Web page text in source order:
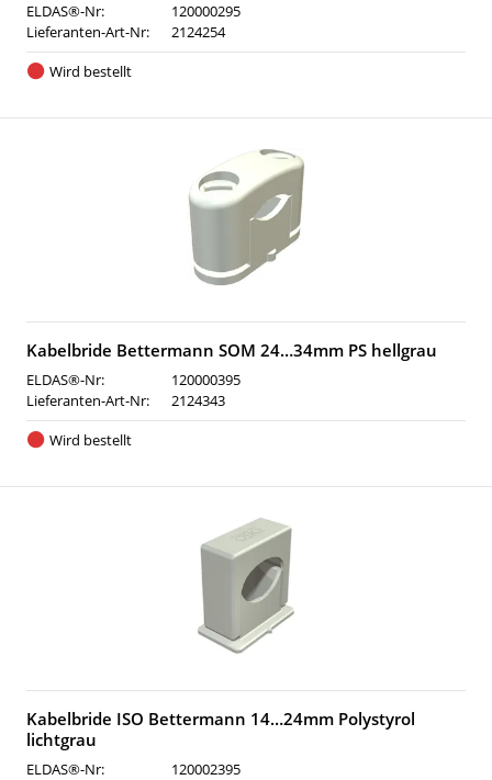
ELDAS®-Nr:
120000295
Lieferanten-Art-Nr:
2124254
Wird bestellt
Kabelbride Bettermann SOM 24…34mm PS hellgrau
ELDAS®-Nr:
120000395
Lieferanten-Art-Nr:
2124343
Wird bestellt
Kabelbride ISO Bettermann 14…24mm Polystyrol
lichtgrau
ELDAS®-Nr: 120002395